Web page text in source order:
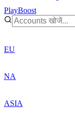
PlayBoost
EU
NA
ASIA